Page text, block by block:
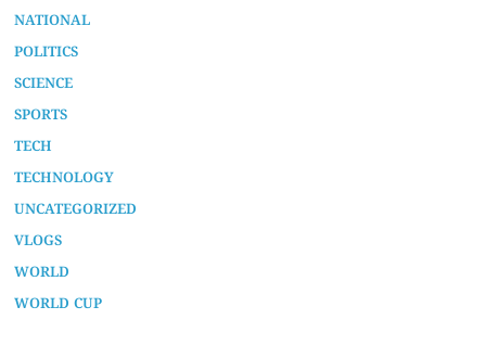
NATIONAL
POLITICS
SCIENCE
SPORTS
TECH
TECHNOLOGY
UNCATEGORIZED
VLOGS
WORLD
WORLD CUP